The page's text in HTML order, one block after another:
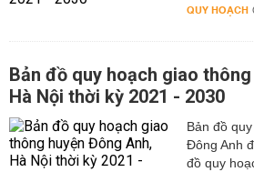
QUY HOẠCH
Bản đồ quy hoạch giao
Hà Nội thời kỳ 2021 - 2030
Bản đồ
Đông Anh
đồ quy